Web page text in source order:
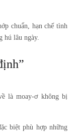
chuẩn, hạn chế tình
hú lâu ngày.
là moay-ơ không bị
biệt phù hợp những